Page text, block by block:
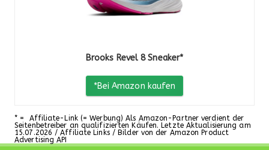
Brooks Revel 8 Sneaker*
*Bei Amazon kaufen
* = Affiliate-Link (= Werbung) Als Amazon-Partner verdient der
Seitenbetreiber an qualifizierten Käufen. Letzte Aktualisierung am
15.07.2026 / Affiliate Links / Bilder von der Amazon Product
Advertising API